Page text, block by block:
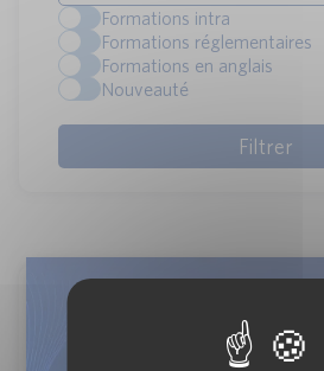
Formations intra
Formations réglementaires
Formations en anglais
Nouveauté
Audit du risque
Réf : 360 | Dates : 23/09/2026 + 1 à
Asset Management >